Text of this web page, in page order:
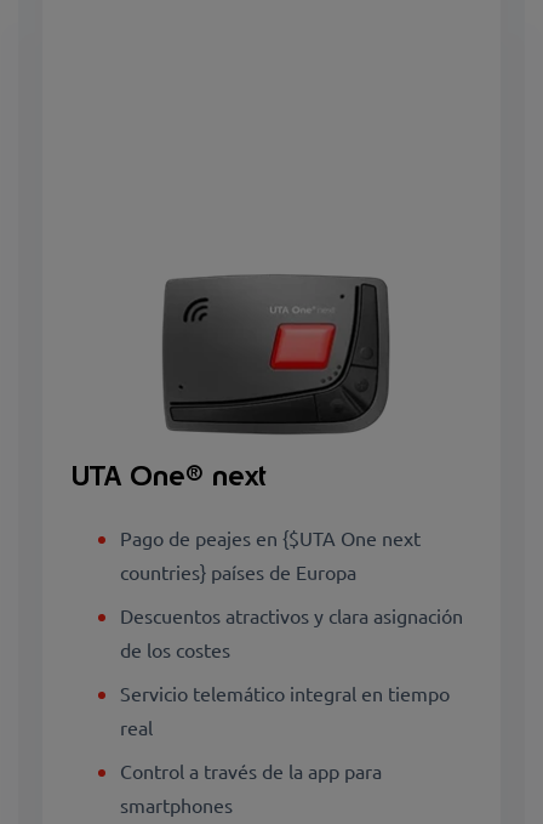
UTA One® next
Pago de peajes en {$UTA One next
countries} países de Europa
Descuentos atractivos y clara asignación
de los costes
Servicio telemático integral en tiempo
real
Control a través de la app para
smartphones